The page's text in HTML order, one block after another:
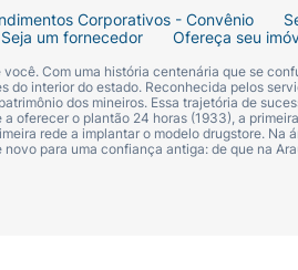
Corporativos - Convênio
Seja um fornecedor Ofereça seu
Com uma história centenária que se
interior do estado. Reconhecida pelos
dos mineiros. Essa trajetória de
oferecer o plantão 24 horas (1933), a
rede a implantar o modelo drugstore. Na
para uma confiança antiga: de que na